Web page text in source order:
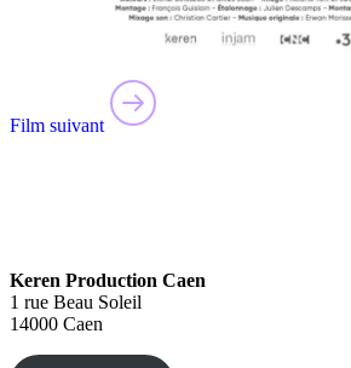
Film suivant
Keren Production Caen
1 rue Beau Soleil
14000 Caen